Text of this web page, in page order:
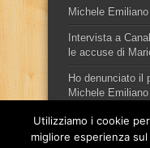
Michele
Intervista a
le accuse di
Ho denunciato il
Michele Emiliano
Utilizziamo i cookie
migliore esperienza